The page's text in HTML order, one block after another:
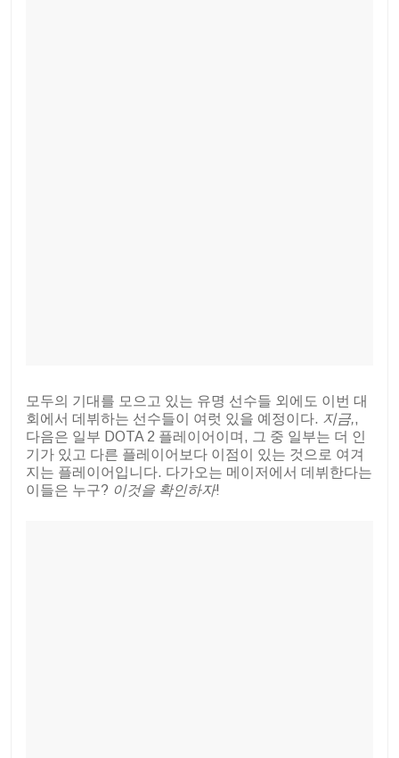
모두의 기대를 모으고 있는 유명 선수들 외에도 이번 대
회에서 데뷔하는 선수들이 여럿 있을 예정이다. 지금,,
다음은 일부 DOTA 2 플레이어이며, 그 중 일부는 더 인
기가 있고 다른 플레이어보다 이점이 있는 것으로 여겨
지는 플레이어입니다. 다가오는 메이저에서 데뷔한다는
이들은 누구? 이것을 확인하자!